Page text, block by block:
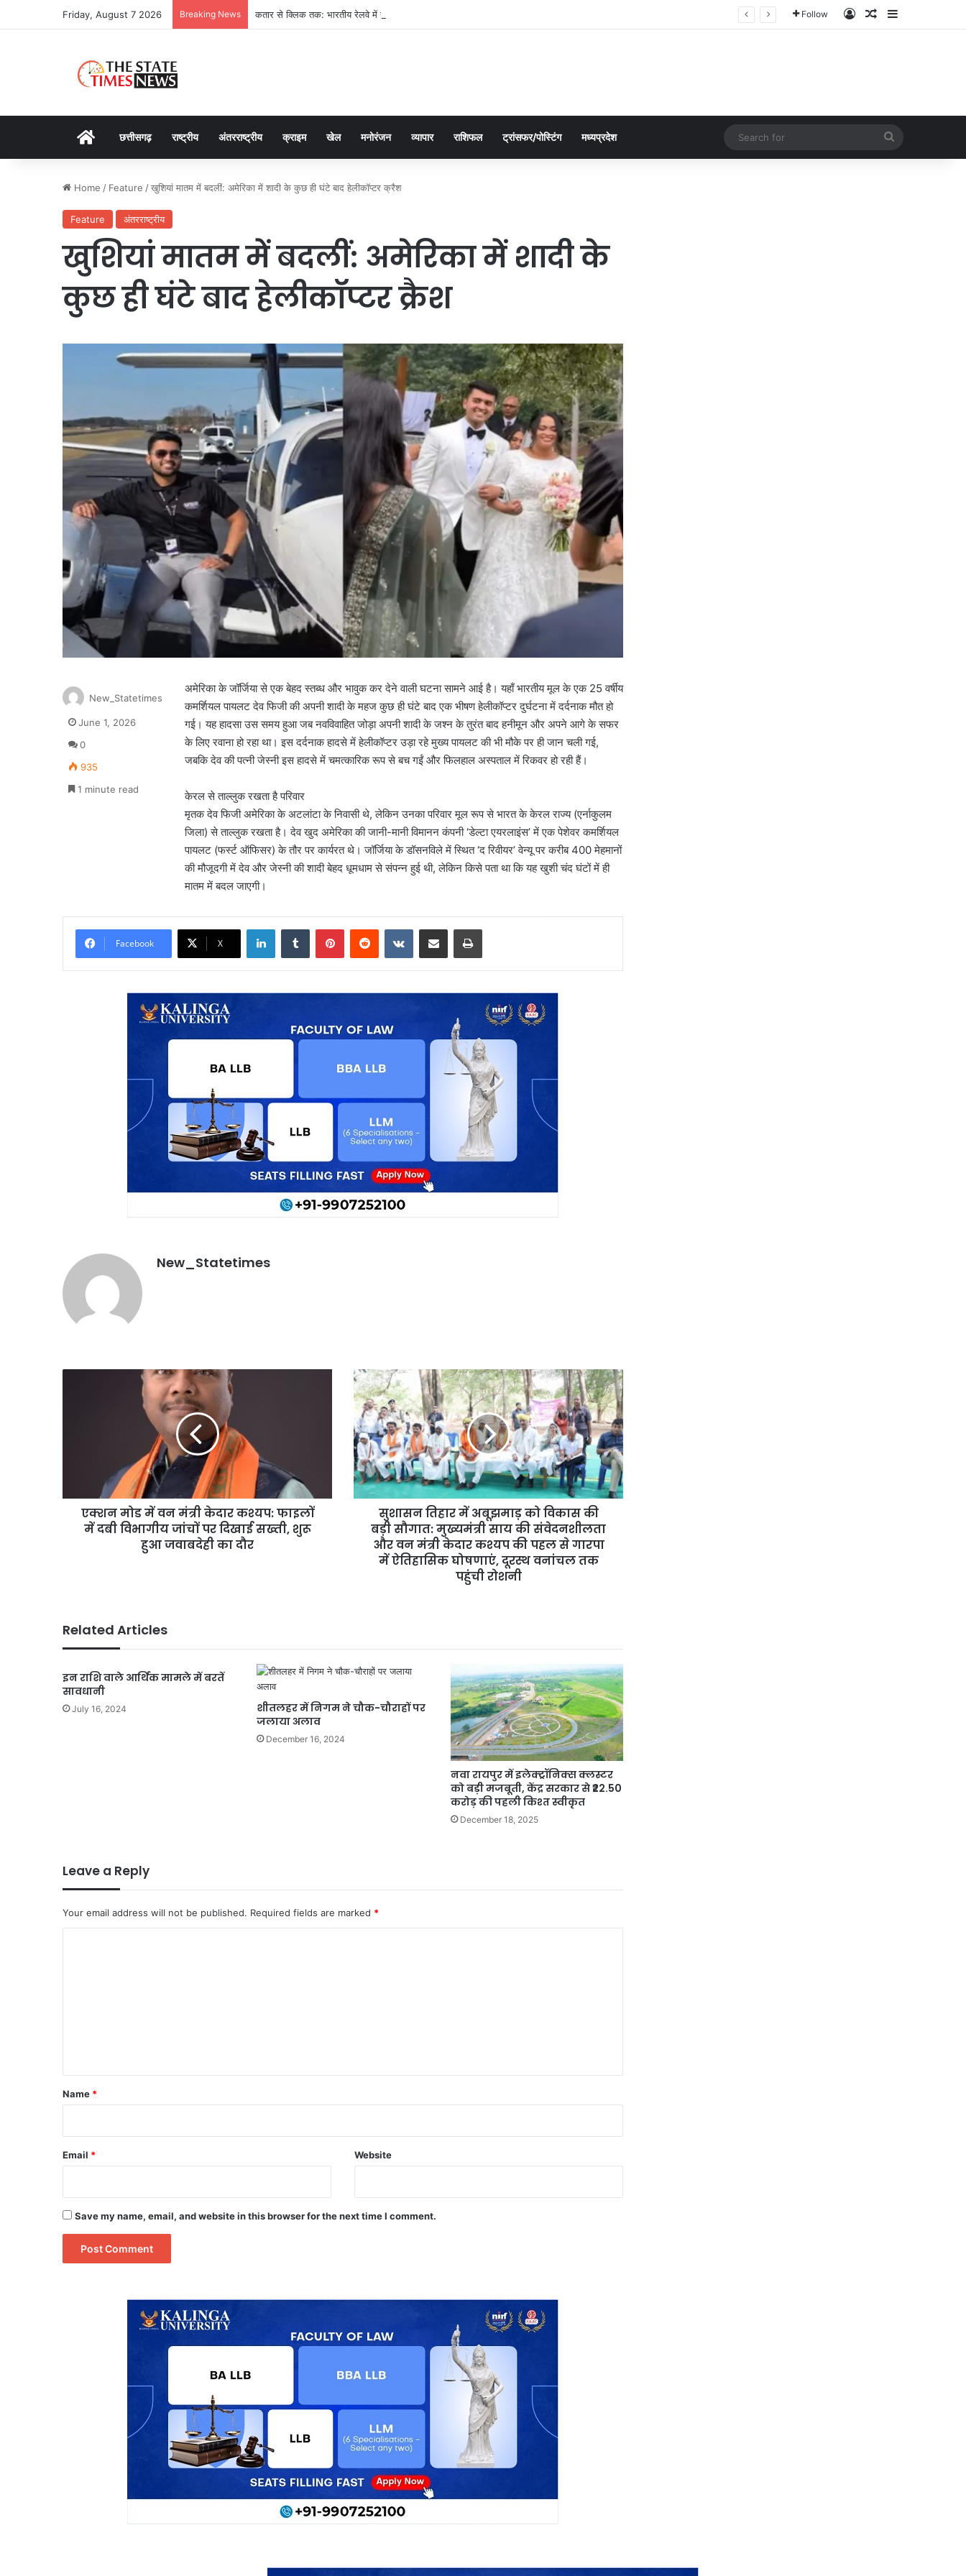
Friday, August 7 2026 Breaking News कतार से क्लिक तक: भारतीय रेलवे में यात्री आरक्षण के चार दशक Follow Log InRandom Article
Sidebar
Homeछत्तीसगढ़ राष्ट्रीय अंतरराष्ट्रीय क्राइम खेल मनोरंजन व्यापार राशिफल ट्रांसफर/पोस्टिंग मध्यप्रदेश
for
Home / Feature /खुशियां मातम में बदलीं: अमेरिका में शादी के कुछ ही घंटे बाद हेलीकॉप्टर क्रैश
Feature अंतरराष्ट्रीय
खुशियां मातम में बदलीं: अमेरिका में शादी के
कुछ ही घंटे बाद हेलीकॉप्टर क्रैश
अमेरिका के जॉर्जिया से एक बेहद स्तब्ध और भावुक कर देने वाली घटना सामने आई है। यहाँ भारतीय मूल के एक 25 वर्षीय
कमर्शियल पायलट देव फिजी की अपनी शादी के महज कुछ ही घंटे बाद एक भीषण हेलीकॉप्टर दुर्घटना में दर्दनाक मौत हो
गई। यह हादसा उस समय हुआ जब नवविवाहित जोड़ा अपनी शादी के जश्न के तुरंत बाद हनीमून और अपने आगे के सफर
के लिए रवाना हो रहा था। इस दर्दनाक हादसे में हेलीकॉप्टर उड़ा रहे मुख्य पायलट की भी मौके पर ही जान चली गई,
जबकि देव की पत्नी जेस्नी इस हादसे में चमत्कारिक रूप से बच गईं और फिलहाल अस्पताल में रिकवर हो रही हैं।
केरल से ताल्लुक रखता है परिवार
मृतक देव फिजी अमेरिका के अटलांटा के निवासी थे, लेकिन उनका परिवार मूल रूप से भारत के केरल राज्य (एर्नाकुलम
जिला) से ताल्लुक रखता है। देव खुद अमेरिका की जानी-मानी विमानन कंपनी ‘डेल्टा एयरलाइंस’ में एक पेशेवर कमर्शियल
पायलट (फर्स्ट ऑफिसर) के तौर पर कार्यरत थे। जॉर्जिया के डॉसनविले में स्थित ‘द रिवीयर’ वेन्यू पर करीब 400 मेहमानों
की मौजूदगी में देव और जेस्नी की शादी बेहद धूमधाम से संपन्न हुई थी, लेकिन किसे पता था कि यह खुशी चंद घंटों में ही
मातम में बदल जाएगी।
New_Statetimes
June 1, 2026
0
935
1 minute read
Facebook X
LinkedInTumblr PinterestReddit VKontakteShare via Email Print
New_Statetimes
में
विभागीय
जवाबदेही
का
एक्शन मोड में वन मंत्री केदार कश्यप: फाइलों
में दबी विभागीय जांचों पर दिखाई सख्ती, शुरू
हुआ जवाबदेही का दौर
सुशासन
तिहार
अबूझमाड़
को
विकास
की
बड़ी
सौगात:
मुख्यमंत्री
संवेदनशीलता
की
से
में
सुशासन तिहार में अबूझमाड़ को विकास की
बड़ी सौगात: मुख्यमंत्री साय की संवेदनशीलता
और वन मंत्री केदार कश्यप की पहल से गारपा
में ऐतिहासिक घोषणाएं, दूरस्थ वनांचल तक
पहुंची रोशनी
Related Articles
इन राशि वाले आर्थिक मामले में बरतें
सावधानी
July 16, 2024
शीतलहर में निगम ने चौक-चौराहों पर
जलाया अलाव
December 16, 2024
नवा रायपुर में इलेक्ट्रॉनिक्स क्लस्टर
को बड़ी मजबूती, केंद्र सरकार से ₹22.50
करोड़ की पहली किश्त स्वीकृत
December 18, 2025
Leave a Reply
Your email address will not be published. Required fields are marked *
*
Name *
Email * Website
Save my name, email, and website in this browser for the next time I comment.